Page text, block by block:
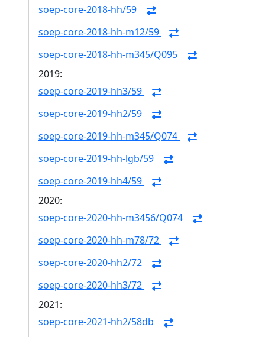
soep-core-2018-hh/59
soep-core-2018-hh-m12/59
soep-core-2018-hh-m345/Q095
2019:
soep-core-2019-hh3/59
soep-core-2019-hh2/59
soep-core-2019-hh-m345/Q074
soep-core-2019-hh-lgb/59
soep-core-2019-hh4/59
2020:
soep-core-2020-hh-m3456/Q074
soep-core-2020-hh-m78/72
soep-core-2020-hh2/72
soep-core-2020-hh3/72
2021:
soep-core-2021-hh2/58db